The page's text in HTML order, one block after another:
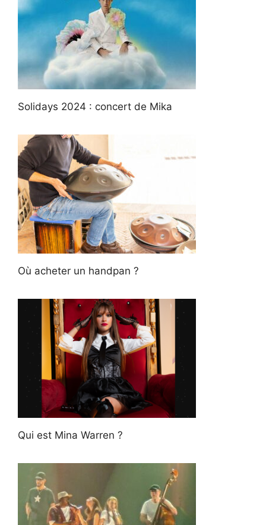
Solidays 2024 : concert de Mika
Où acheter un handpan ?
Qui est Mina Warren ?